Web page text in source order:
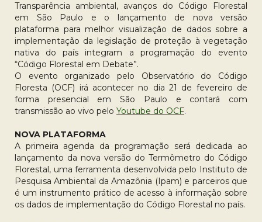
Transparência ambiental, avanços do Código Florestal
em São Paulo e o lançamento de nova versão
plataforma para melhor visualização de dados sobre a
implementação da legislação de proteção à vegetação
nativa do país integram a programação do evento
“Código Florestal em Debate”.
O evento organizado pelo Observatório do Código
Floresta (OCF) irá acontecer no dia 21 de fevereiro de
forma presencial em São Paulo e contará com
transmissão ao vivo pelo Youtube do OCF.
NOVA PLATAFORMA
A primeira agenda da programação será dedicada ao
lançamento da nova versão do Termômetro do Código
Florestal, uma ferramenta desenvolvida pelo Instituto de
Pesquisa Ambiental da Amazônia (Ipam) e parceiros que
é um instrumento prático de acesso à informação sobre
os dados de implementação do Código Florestal no país.